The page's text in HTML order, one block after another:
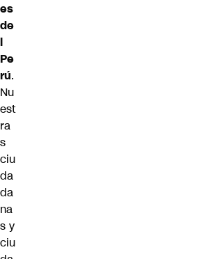
es
de
l
Pe
rú.
Nu
est
ra
s
ciu
da
da
na
s y
ciu